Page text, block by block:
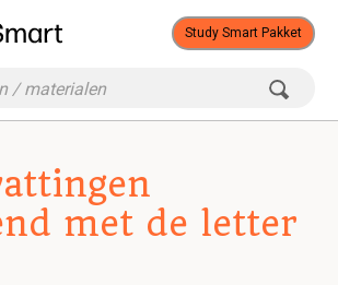
Study Smart Pakket
met de letter